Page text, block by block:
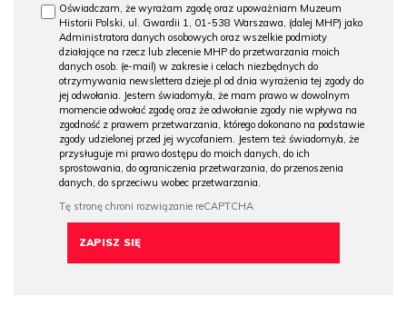
Oświadczam, że wyrażam zgodę oraz upoważniam Muzeum
Historii Polski, ul. Gwardii 1, 01-538 Warszawa, (dalej MHP) jako
Administratora danych osobowych oraz wszelkie podmioty
działające na rzecz lub zlecenie MHP do przetwarzania moich
danych osob. (e-mail) w zakresie i celach niezbędnych do
otrzymywania newslettera dzieje.pl od dnia wyrażenia tej zgody do
jej odwołania. Jestem świadomy/a, że mam prawo w dowolnym
momencie odwołać zgodę oraz że odwołanie zgody nie wpływa na
zgodność z prawem przetwarzania, którego dokonano na podstawie
zgody udzielonej przed jej wycofaniem. Jestem też świadomy/a, że
przysługuje mi prawo dostępu do moich danych, do ich
sprostowania, do ograniczenia przetwarzania, do przenoszenia
danych, do sprzeciwu wobec przetwarzania.